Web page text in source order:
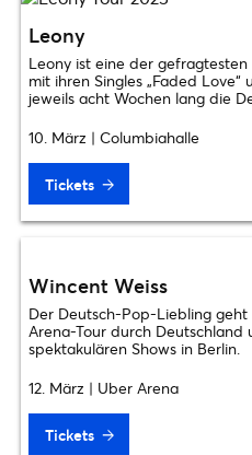
Leony
Leony ist eine der
mit ihren Singles „Faded Love“
jeweils acht Wochen lang die
10. März | Columbiahalle
Tickets
Wincent Weiss
Der Deutsch-Pop-Liebling
Arena-Tour durch
spektakulären Shows in Berlin.
12. März | Uber Arena
Tickets